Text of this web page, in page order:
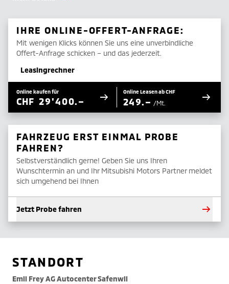
IHRE ONLINE-OFFERT-ANFRAGE:
Mit wenigen Klicks können Sie uns eine unverbindliche
Offert-Anfrage schicken – und das jederzeit.
Leasingrechner
Online kaufen für
CHF 29'400.–
Online Leasen ab CHF
249.– /Mt.
FAHRZEUG ERST EINMAL PROBE
FAHREN?
Selbstverständlich gerne! Geben Sie uns Ihren
Wunschtermin an und Ihr Mitsubishi Motors Partner meldet
sich umgehend bei Ihnen
Jetzt Probe fahren
STANDORT
Emil Frey AG Autocenter Safenwil